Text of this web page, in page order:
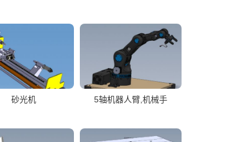
砂光机 5轴机器人臂,机械手